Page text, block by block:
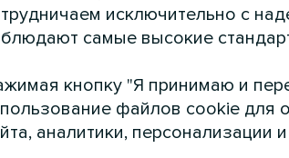
STANDARD MCU,
климат-контроль для
к различным
условиях.
См.
исключительно с
самые высокие
кнопку "Я принимаю и
файлов cookie для
аналитики, персонализации